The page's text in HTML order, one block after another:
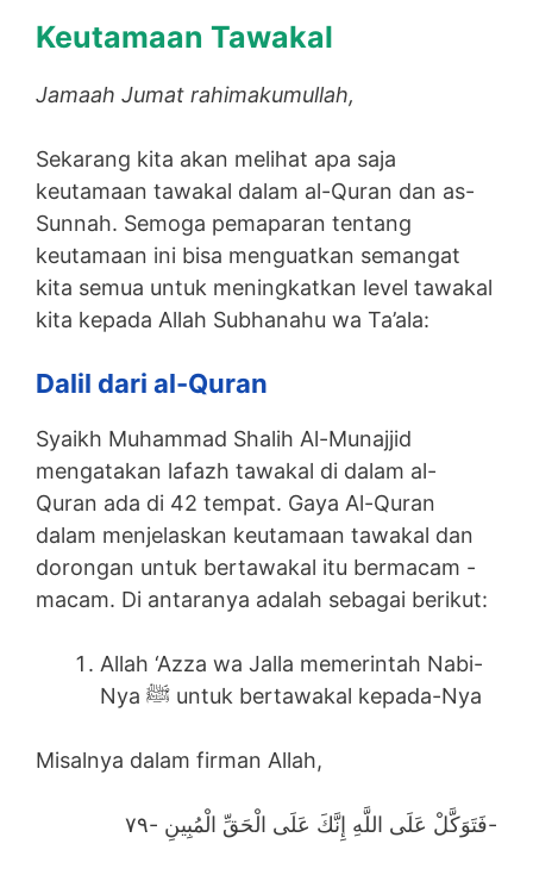
Keutamaan Tawakal
Jamaah Jumat rahimakumullah,
Sekarang kita akan melihat apa saja
keutamaan tawakal dalam al-Quran dan as-
Sunnah. Semoga pemaparan tentang
keutamaan ini bisa menguatkan semangat
kita semua untuk meningkatkan level tawakal
kita kepada Allah Subhanahu wa Ta’ala:
Dalil dari al-Quran
Syaikh Muhammad Shalih Al-Munajjid
mengatakan lafazh tawakal di dalam al-
Quran ada di 42 tempat. Gaya Al-Quran
dalam menjelaskan keutamaan tawakal dan
dorongan untuk bertawakal itu bermacam -
macam. Di antaranya adalah sebagai berikut:
Allah ‘Azza wa Jalla memerintah Nabi-
Nya ﷺ untuk bertawakal kepada-Nya
Misalnya dalam firman Allah,
فَتَوَكَّلْ عَلَى اللَّهِ إِنَّكَ عَلَى الْحَقِّ الْمُبِينِ -٧٩-